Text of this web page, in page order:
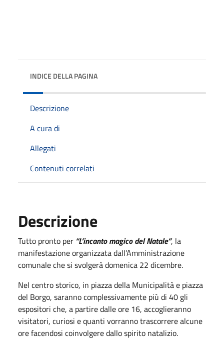
INDICE DELLA PAGINA
Descrizione
A cura di
Allegati
Contenuti correlati
Descrizione
Tutto pronto per “L’incanto magico del Natale”, la
manifestazione organizzata dall’Amministrazione
comunale che si svolgerà domenica 22 dicembre.
Nel centro storico, in piazza della Municipalità e piazza
del Borgo, saranno complessivamente più di 40 gli
espositori che, a partire dalle ore 16, accoglieranno
visitatori, curiosi e quanti vorranno trascorrere alcune
ore facendosi coinvolgere dallo spirito natalizio.